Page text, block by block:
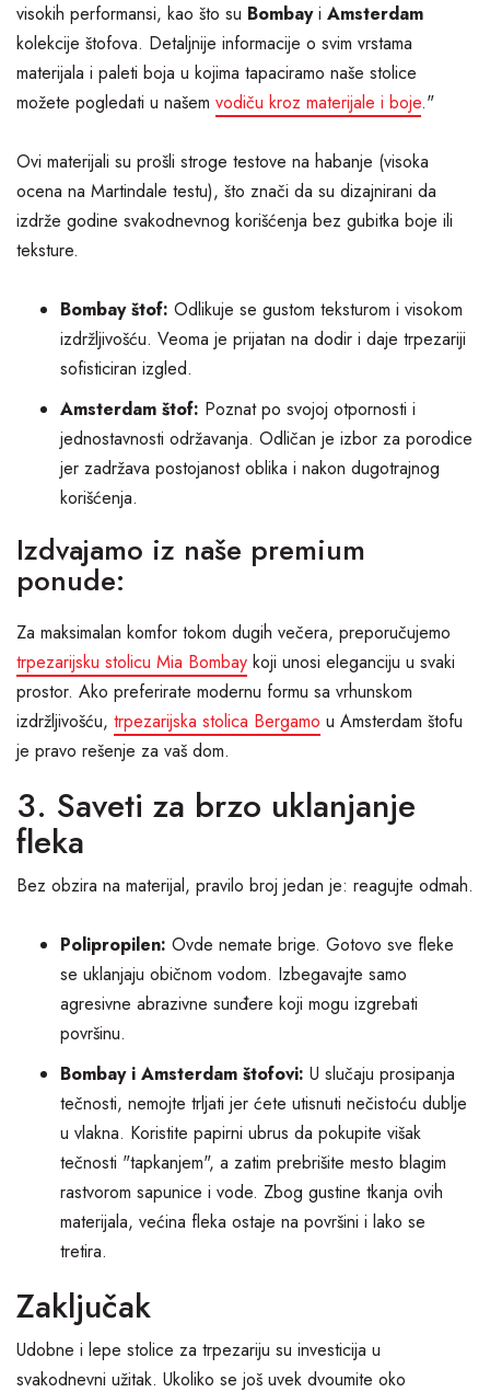
visokih performansi, kao što su Bombayi Amsterdam
kolekcije štofova. Detaljnije informacije o svim vrstama
materijala i paleti boja u kojima tapaciramo naše stolice
možete pogledati u našem vodiču kroz materijale i boje."
Ovi materijali su prošli stroge testove na habanje (visoka
ocena na Martindale testu), što znači da su dizajnirani da
izdrže godine svakodnevnog korišćenja bez gubitka boje ili
teksture.
Bombay štof: Odlikuje se gustom teksturom i visokom
izdržljivošću. Veoma je prijatan na dodir i daje trpezariji
sofisticiran izgled.
Amsterdam štof: Poznat po svojoj otpornosti i
jednostavnosti održavanja. Odličan je izbor za porodice
jer zadržava postojanost oblika i nakon dugotrajnog
korišćenja.
Izdvajamo iz naše premium
ponude:
Za maksimalan komfor tokom dugih večera, preporučujemo
trpezarijsku stolicu Mia Bombay koji unosi eleganciju u svaki
prostor. Ako preferirate modernu formu sa vrhunskom
izdržljivošću, trpezarijska stolica Bergamo u Amsterdam štofu
je pravo rešenje za vaš dom.
3. Saveti za brzo uklanjanje
fleka
Bez obzira na materijal, pravilo broj jedan je: reagujte odmah.
Polipropilen: Ovde nemate brige. Gotovo sve fleke
se uklanjaju običnom vodom. Izbegavajte samo
agresivne abrazivne sunđere koji mogu izgrebati
površinu.
Bombay i Amsterdam štofovi: U slučaju prosipanja
tečnosti, nemojte trljati jer ćete utisnuti nečistoću dublje
u vlakna. Koristite papirni ubrus da pokupite višak
tečnosti "tapkanjem", a zatim prebrišite mesto blagim
rastvorom sapunice i vode. Zbog gustine tkanja ovih
materijala, većina fleka ostaje na površini i lako se
tretira.
Zaključak
Udobne i lepe stolice za trpezariju su investicija u
svakodnevni užitak. Ukoliko se još uvek dvoumite oko